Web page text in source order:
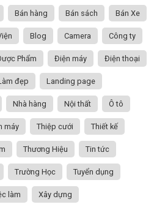
Bán hàng Bán sách Bán Xe
Blog Camera Công ty
Phẩm Điện máy Điện thoại
đẹp Landing page
Nhà hàng Nội thất Ô tô
máy Thiệp cưới Thiết kế
Thương Hiệu Tin tức
Trường Học Tuyển dụng
làm Xây dựng